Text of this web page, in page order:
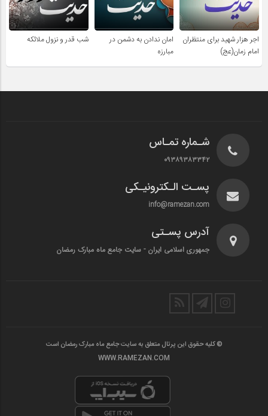
اجر هزار شهید برای منتظران
امام زمان(عج)
امان ندادن به دشمن در
مبارزه
شب قدر و نزول ملائکه
شـماره تمـاس
۰۹۳۸۹۳۸۳۳۴۲
پسـت الـکترونیـکی
info@ramezan.com
آدرس پسـتی
جمهوری اسلامی ایران - سایت جامع ماه مبارک رمضان
© کلیه حقوق این پرتال متعلق به سایت جامع ماه مبارک رمضان است
WWW.RAMEZAN.COM